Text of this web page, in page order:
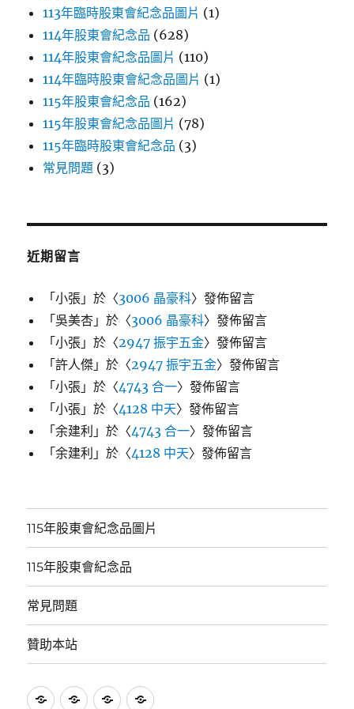
113年臨時股東會紀念品圖片 (1)
114年股東會紀念品 (628)
114年股東會紀念品圖片 (110)
114年臨時股東會紀念品圖片 (1)
115年股東會紀念品 (162)
115年股東會紀念品圖片 (78)
115年臨時股東會紀念品 (3)
常見問題 (3)
近期留言
「小張 」於〈3006 晶豪科〉發佈留言
「吳美杏 」於〈3006 晶豪科〉發佈留言
「小張 」於〈2947 振宇五金〉發佈留言
「許人傑 」於〈2947 振宇五金〉發佈留言
「小張 」於〈4743 合一〉發佈留言
「小張 」於〈4128 中天〉發佈留言
「余建利 」於〈4743 合一〉發佈留言
「余建利 」於〈4128 中天〉發佈留言
115年股東會紀念品圖片
115年股東會紀念品
常見問題
贊助本站
115 115 常 贊